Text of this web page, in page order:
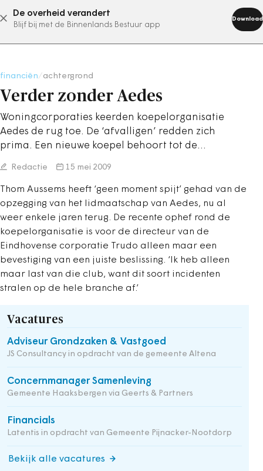
De overheid verandert
Blijf bij met de Binnenlands Bestuur app
Download
abonneer nu
financiën achtergrond
Verder zonder Aedes
Woningcorporaties keerden koepelorganisatie
Aedes de rug toe. De ‘afvalligen’ redden zich
prima. Een nieuwe koepel behoort tot de…
Redactie 15 mei 2009
Thom Aussems heeft ‘geen moment spijt’ gehad van de
opzegging van het lidmaatschap van Aedes, nu al
weer enkele jaren terug. De recente ophef rond de
koepelorganisatie is voor de directeur van de
Eindhovense corporatie Trudo alleen maar een
bevestiging van een juiste beslissing. ‘Ik heb alleen
maar last van die club, want dit soort incidenten
stralen op de hele branche af.’
Vacatures
Adviseur Grondzaken & Vastgoed
JS Consultancy in opdracht van de gemeente Altena
Concernmanager Samenleving
Gemeente Haaksbergen via Geerts & Partners
Financials
Latentis in opdracht van Gemeente Pijnacker-Nootdorp
Bekijk alle vacatures